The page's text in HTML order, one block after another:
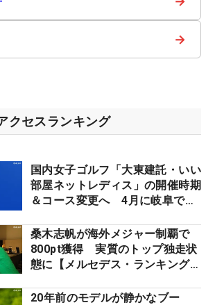
→
クセスランキング
国内女子ゴルフ「大東建託・いい
部屋ネットレディス」の開催時期
＆コース変更へ 4月に岐阜で開
桑木志帆が海外メジャー制覇で
800pt獲得 実質のトップ独走状
態に【メルセデス・ランキング番
20年前のモデルが静かなブー